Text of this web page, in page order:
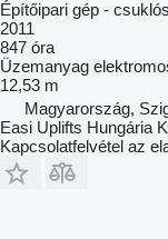
Építőipari gép -
2011
847 óra
Üzemanyag
12,53 m
Magyarország,
Easi Uplifts Hungária
Kapcsolatfelvétel az